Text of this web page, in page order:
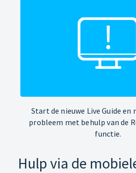
Start de nieuwe Live Guide
probleem met behulp van de
functie.
Hulp via de